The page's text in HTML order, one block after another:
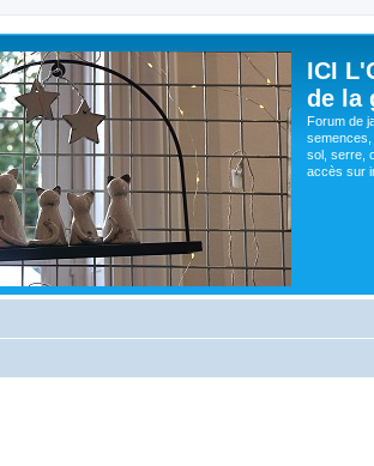
ICI
de la
Forum de
semences,
sol, serre,
accès sur